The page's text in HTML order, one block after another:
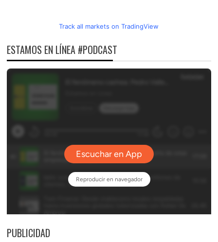
Track all markets on TradingView
ESTAMOS EN LÍNEA #PODCAST
PUBLICIDAD